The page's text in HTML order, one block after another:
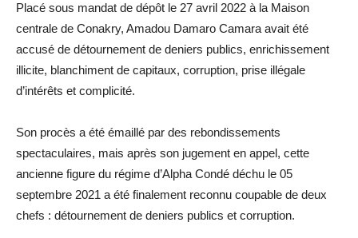
Placé sous mandat de dépôt le 27 avril 2022 à la Maison
centrale de Conakry, Amadou Damaro Camara avait été
accusé de détournement de deniers publics, enrichissement
illicite, blanchiment de capitaux, corruption, prise illégale
d’intérêts et complicité.
Son procès a été émaillé par des rebondissements
spectaculaires, mais après son jugement en appel, cette
ancienne figure du régime d’Alpha Condé déchu le 05
septembre 2021 a été finalement reconnu coupable de deux
chefs : détournement de deniers publics et corruption.